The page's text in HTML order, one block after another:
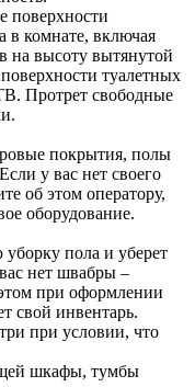
поверхности
в комнате, включая
на высоту вытянутой
туалетных
Протрет свободные
покрытия, полы
у вас нет своего
об этом оператору,
оборудование.
пола и уберет
нет швабры –
при оформлении
свой инвентарь.
при условии, что
шкафы, тумбы